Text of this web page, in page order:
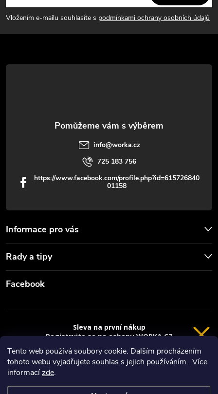
Tento web používá soubory cookie. Dalším procházením
tohoto webu vyjadřujete souhlas s jejich používáním.. Více
informacízde.
p
t
Vložením e-mailu souhlasíte s podmínkami ochrany osobních údajů
Informace pro vás
Rady a tipy
info@worka.cz
725 183 756
https://www.facebook.com/profile.php?id=615726840
01158
Facebook
Copyright 2026
VRÁCENÍ 14 DNÍ
Sleva na první nákup
Registrujte se na eshopu WORKA.CZ
sleva 100 Kč* na nákup je Vaše.
Registrace